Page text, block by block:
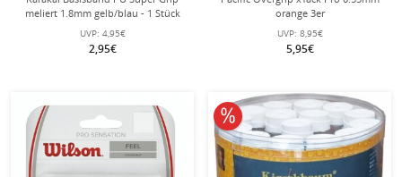
meliert 1.8mm gelb/blau - 1 Stück
UVP: 4,95€
2,95€
orange 3er
UVP: 8,95€
5,95€
10% reduziert